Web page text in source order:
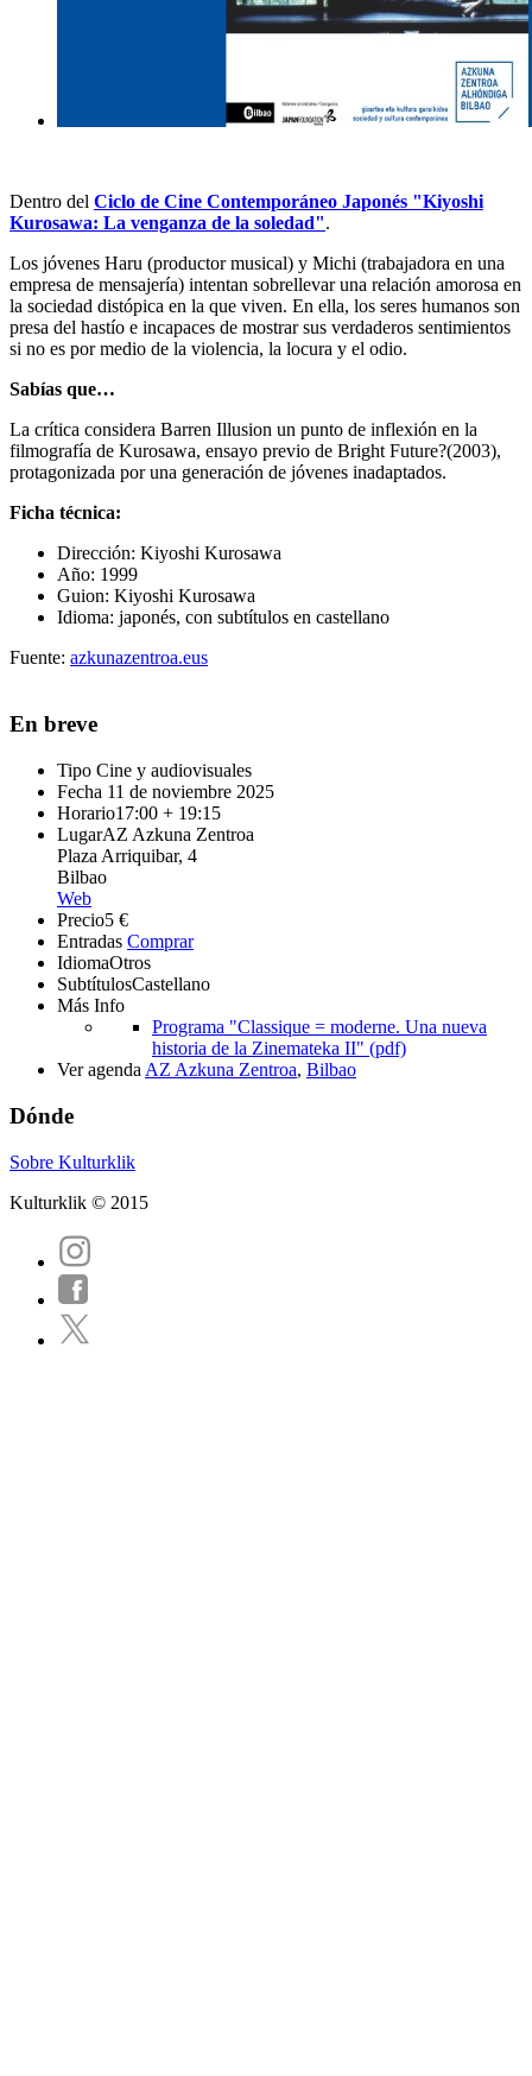
Dentro del Ciclo de Cine Contemporáneo Japonés "Kiyoshi
Kurosawa: La venganza de la soledad".
Los jóvenes Haru (productor musical) y Michi (trabajadora en una
empresa de mensajería) intentan sobrellevar una relación amorosa en
la sociedad distópica en la que viven. En ella, los seres humanos son
presa del hastío e incapaces de mostrar sus verdaderos sentimientos
si no es por medio de la violencia, la locura y el odio.
Sabías que…
La crítica considera Barren Illusion un punto de inflexión en la
filmografía de Kurosawa, ensayo previo de Bright Future?(2003),
protagonizada por una generación de jóvenes inadaptados.
Ficha técnica:
Dirección: Kiyoshi Kurosawa
Año: 1999
Guion: Kiyoshi Kurosawa
Idioma: japonés, con subtítulos en castellano
Fuente: azkunazentroa.eus
En breve
Tipo Cine y audiovisuales
Fecha 11 de noviembre 2025
Horario17:00 + 19:15
LugarAZ Azkuna Zentroa
Plaza Arriquibar, 4
Bilbao
Web
Precio5 €
Entradas Comprar
IdiomaOtros
SubtítulosCastellano
Más Info
Programa "Classique = moderne. Una nueva
historia de la Zinemateka II" (pdf)
Ver agenda AZ Azkuna Zentroa, Bilbao
Dónde
Sobre Kulturklik
Kulturklik © 2015